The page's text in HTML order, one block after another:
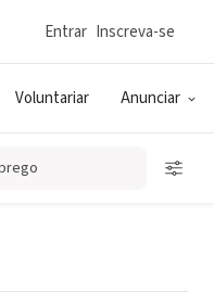
Voluntariar Anunciar
Entrar Inscreva-se
and Music